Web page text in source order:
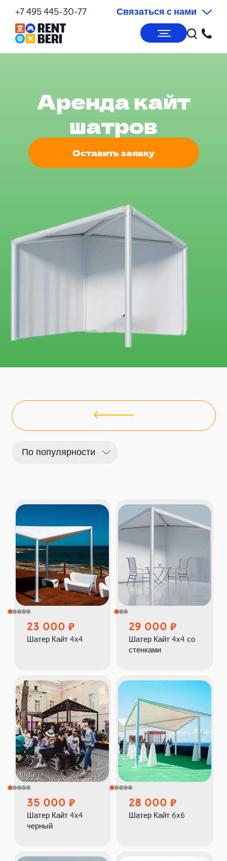
+7 495 445-30-77 Связаться с нами
Аренда кайт
шатров
Оставить заявку
23 000
Шатер Кайт 4х4
29 000
Шатер Кайт 4х4 со
стенками
35 000
Шатер Кайт 4х4
черный
28 000
Шатер Кайт 6х6